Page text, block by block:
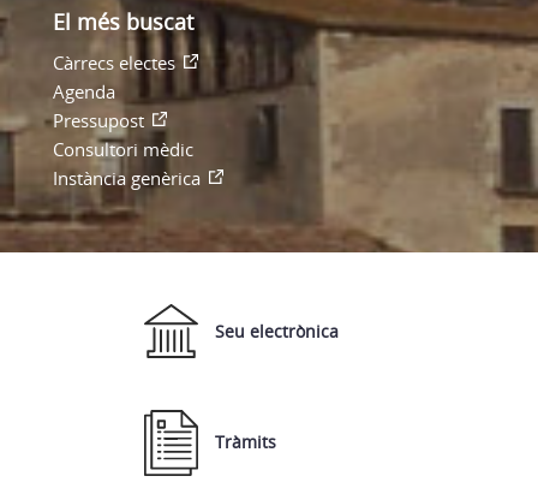
El més buscat
Càrrecs electes
Agenda
Pressupost
Consultori mèdic
Instància genèrica
Seu electrònica
Tràmits